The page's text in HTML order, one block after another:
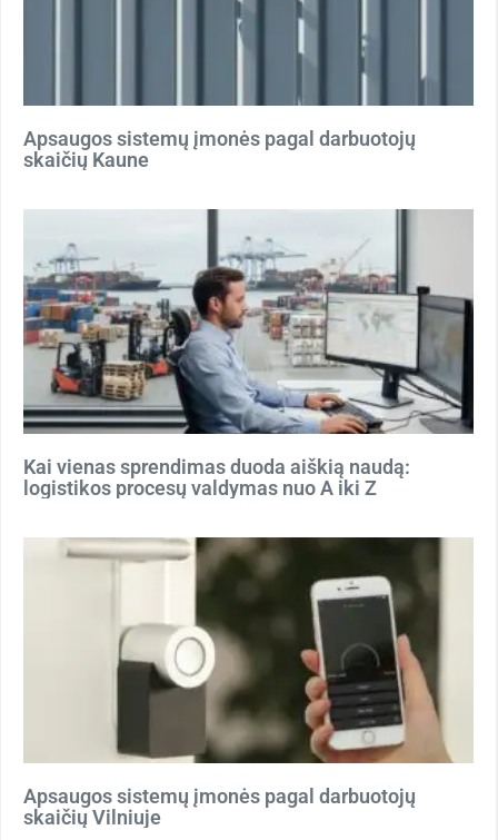
Apsaugos sistemų įmonės pagal darbuotojų
skaičių Kaune
Kai vienas sprendimas duoda aiškią naudą:
logistikos procesų valdymas nuo A iki Z
Apsaugos sistemų įmonės pagal darbuotojų
skaičių Vilniuje